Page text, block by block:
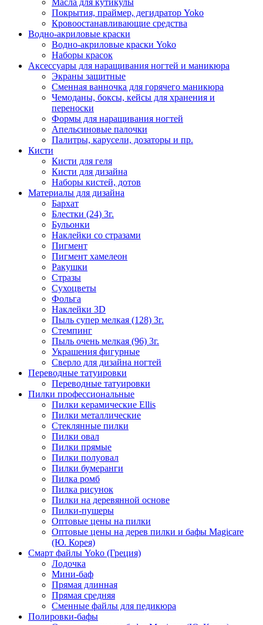
Масла для кутикулы
Покрытия, праймер, дегидратор Yoko
Кровоостанавливающие средства
Водно-акриловые краски
Водно-акриловые краски Yoko
Наборы красок
Аксессуары для наращивания ногтей и маникюра
Экраны защитные
Сменная ванночка для горячего маникюра
Чемоданы, боксы, кейсы для хранения и
переноски
Формы для наращивания ногтей
Апельсиновые палочки
Палитры, карусели, дозаторы и пр.
Кисти
Кисти для геля
Кисти для дизайна
Наборы кистей, дотов
Материалы для дизайна
Бархат
Блестки (24) 3г.
Бульонки
Наклейки со стразами
Пигмент
Пигмент хамелеон
Ракушки
Стразы
Сухоцветы
Фольга
Наклейки 3D
Пыль супер мелкая (128) 3г.
Стемпинг
Пыль очень мелкая (96) 3г.
Украшения фигурные
Сверло для дизайна ногтей
Переводные татуировки
Переводные татуировки
Пилки профессиональные
Пилки керамические Ellis
Пилки металлические
Стеклянные пилки
Пилки овал
Пилки прямые
Пилки полуовал
Пилки бумеранги
Пилка ромб
Пилка рисунок
Пилки на деревянной основе
Пилки-пушеры
Оптовые цены на пилки
Оптовые цены на дерев пилки и бафы Magicare
(Ю. Корея)
Смарт файлы Yoko (Греция)
Лодочка
Мини-баф
Прямая длинная
Прямая средняя
Сменные файлы для педикюра
Полировки-бафы